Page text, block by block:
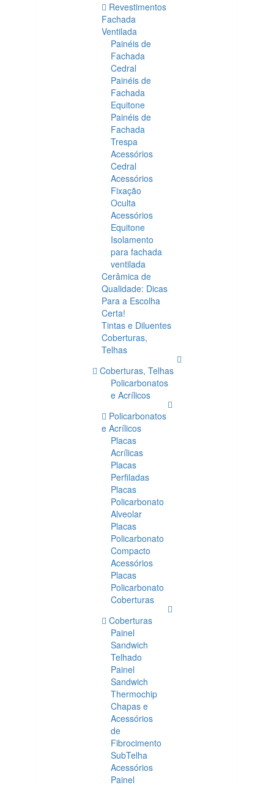
Revestimentos
Fachada
Ventilada
Painéis de
Fachada
Cedral
Painéis de
Fachada
Equitone
Painéis de
Fachada
Trespa
Acessórios
Cedral
Acessórios
Fixação
Oculta
Acessórios
Equitone
Isolamento
para fachada
ventilada
Cerâmica de
Qualidade: Dicas
Para a Escolha
Certa!
Tintas e Diluentes
Coberturas,
Telhas
Coberturas, Telhas
Policarbonatos
e Acrílicos
Policarbonatos
e Acrílicos
Placas
Acrílicas
Placas
Perfiladas
Placas
Policarbonato
Alveolar
Placas
Policarbonato
Compacto
Acessórios
Placas
Policarbonato
Coberturas
Coberturas
Painel
Sandwich
Telhado
Painel
Sandwich
Thermochip
Chapas e
Acessórios
de
Fibrocimento
SubTelha
Acessórios
Painel